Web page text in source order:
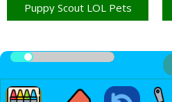
Puppy Scout LOL Pets